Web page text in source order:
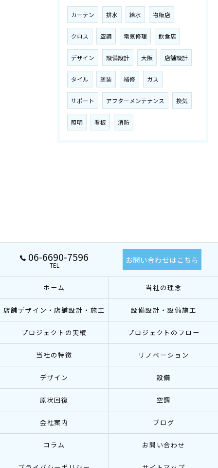
カーテン 排水 給水 物販店
クロス 空調 電気修理 飲食店
デザイン 設備設計 大阪 店舗設計
タイル 塗装 補修 ガス
サポート アフターメンテナンス 換気
照明 看板 消防
06-6690-7596
TEL
お問い合わせはこちら
ホーム 当社の理念
店舗デザイン・店舗設計・施工 設備設計・設備施工
プロジェクトの実績 プロジェクトのフロー
当社の特徴 リノベーション
デザイン 設備
原状回復 空調
会社案内 ブログ
コラム お問い合わせ